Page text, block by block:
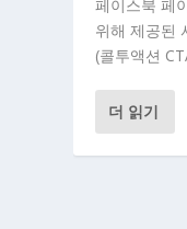
페이스북 페
위해 제공된
(콜투액션
더 읽기